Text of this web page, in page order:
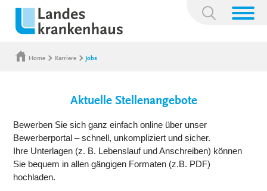
Suchbegriff:
Home Karriere Jobs
Aktuelle Stellenangebote
Bewerben Sie sich ganz einfach online über unser
Bewerberportal – schnell, unkompliziert und sicher.
Ihre Unterlagen (z. B. Lebenslauf und Anschreiben) können
Sie bequem in allen gängigen Formaten (z.B. PDF)
hochladen.